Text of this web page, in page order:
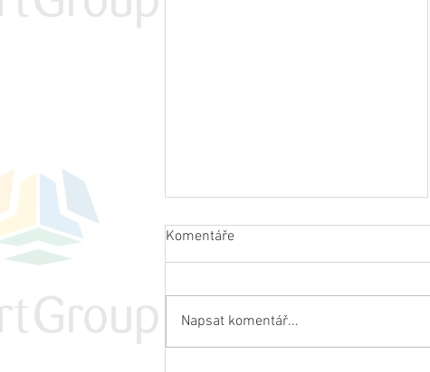
Komentáře
Napsat komentář...